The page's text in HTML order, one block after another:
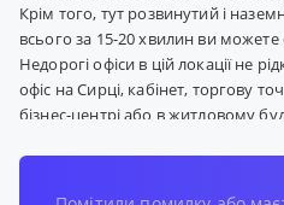
Крім того, тут розвинутий і
всього за 15-20 хвилин ви
Недорогі офіси в цій локації не
офіс на Сирці, кабінет, торгову
бізнес-центрі або в житловому
порталі xOffice, де без